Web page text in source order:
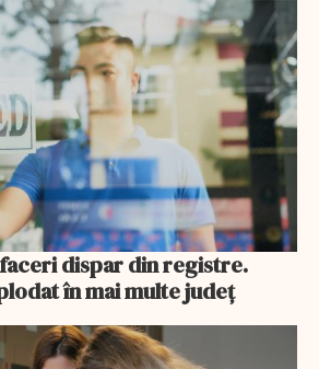
dispar din registre.
în mai multe județ